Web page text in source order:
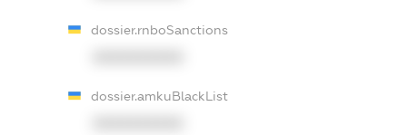
dossier.rnboSanctions
dossier.amkuBlackList